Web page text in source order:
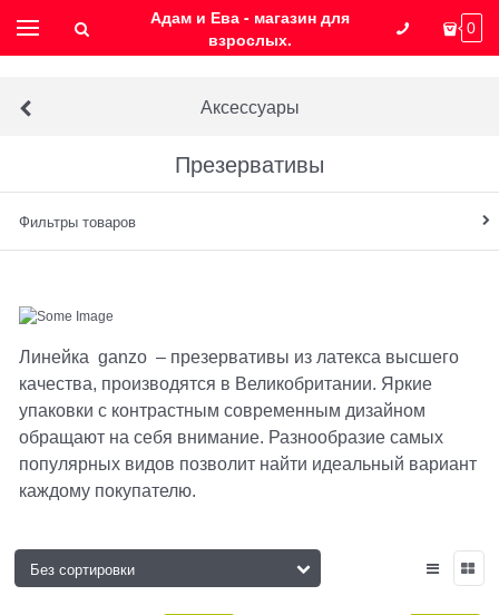
Адам и Ева - магазин для
взрослых.
0
Аксессуары
Презервативы
Фильтры товаров
Линейка ganzo – презервативы из латекса высшего
качества, производятся в Великобритании. Яркие
упаковки с контрастным современным дизайном
обращают на себя внимание. Разнообразие самых
популярных видов позволит найти идеальный вариант
каждому покупателю.